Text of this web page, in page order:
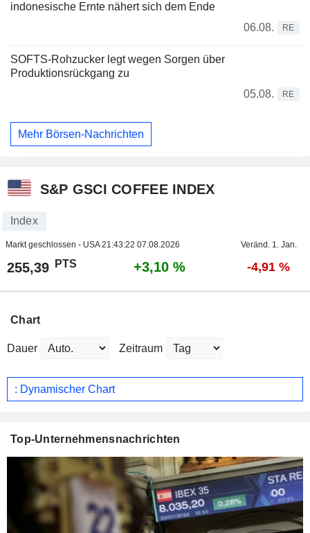
indonesische Ernte nähert sich dem Ende
06.08.
RE
SOFTS-Rohzucker legt wegen Sorgen über
Produktionsrückgang zu
05.08.
RE
Mehr Börsen-Nachrichten
S&P GSCI COFFEE INDEX
Index
Markt geschlossen - USA21:43:22 07.08.2026 Veränd. 1. Jan.
255,39 PTS +3,10 % -4,91 %
Chart
Dauer Zeitraum
: Dynamischer Chart
Top-Unternehmensnachrichten